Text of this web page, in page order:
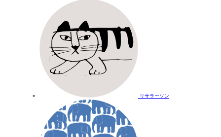
リサラーソン